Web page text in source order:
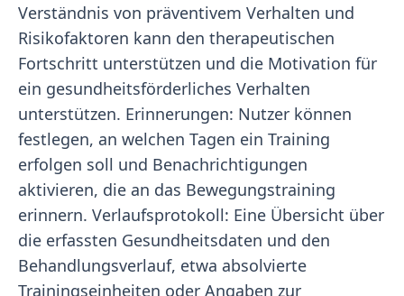
Verständnis von präventivem Verhalten und
Risikofaktoren kann den therapeutischen
Fortschritt unterstützen und die Motivation für
ein gesundheitsförderliches Verhalten
unterstützen. Erinnerungen: Nutzer können
festlegen, an welchen Tagen ein Training
erfolgen soll und Benachrichtigungen
aktivieren, die an das Bewegungstraining
erinnern. Verlaufsprotokoll: Eine Übersicht über
die erfassten Gesundheitsdaten und den
Behandlungsverlauf, etwa absolvierte
Trainingseinheiten oder Angaben zur